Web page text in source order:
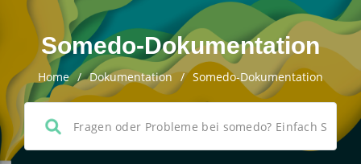
Somedo-Dokumentation
Home / Dokumentation / Somedo-Dokumentation